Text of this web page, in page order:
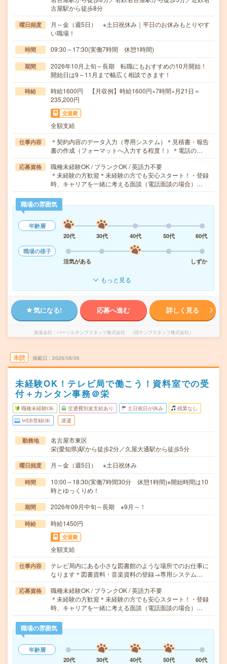
古屋駅から徒歩8分
曜日頻度
月～金（週5日） ※土日祝休み｜平日のお休みもとりやす
い職場！
時間 09:30～17:30(実働7時間 休憩1時間)
期間
2026年10月上旬～長期 転職にもおすすめの10月開始！
開始日は9～11月まで幅広く相談できます！
時給
時給1600円 【月収例】時給1600円×7時間×月21日＝
235,200円
交通費
全額支給
仕事内容
＊契約内容のデータ入力（専用システム）＊見積書・報告
書の作成（フォーマットへ入力する程度！）＊電話の…
応募資格
職種未経験OK / ブランクOK / 英語力不要
＊未経験の方歓迎＊未経験の方でも安心スタート！・登録
時、キャリアを一緒に考える面談（電話面談の場合）…
職場の雰囲気
年齢層
20代
30代 40代 50代
60代
職場の様子
活気がある
しずか
もっと見る
気になる! 応募へ進む 詳しく見る
派遣会社 パーソルテンプスタッフ株式会社 （旧テンプスタッフ株式会社）
未読 掲載日 2026/08/06
未経験OK！テレビ局で働こう！資料室での受
付＋カンタン事務＠栄
職種未経験OK 交通費別途支給あり 土日祝日が休み 残業なし
WEB登録OK 派遣
勤務地
名古屋市東区
栄(愛知県)駅から徒歩2分／久屋大通駅から徒歩5分
曜日頻度 月～金（週5日） ※土日祝休み
時間
10:00～18:30(実働7時間30分 休憩1時間)※開始時間は10
時とゆっくりめ！
期間 2026年09月中旬～長期 ※9月～！
時給 時給1450円
交通費
全額支給
仕事内容
テレビ局内にある小さな図書館のような場所でのお仕事に
なります＊図書資料・音楽資料の登録→専用システム…
応募資格
職種未経験OK / ブランクOK / 英語力不要
＊未経験の方歓迎＊未経験の方でも安心スタート！・登録
時、キャリアを一緒に考える面談（電話面談の場合）…
職場の雰囲気
年齢層
20代
30代 40代 50代
60代